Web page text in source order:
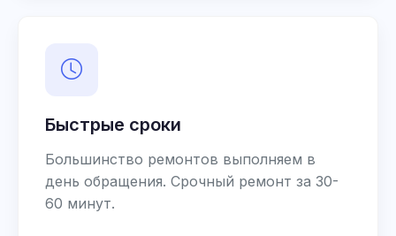
Быстрые сроки
Большинство ремонтов выполняем в
день обращения. Срочный ремонт за 30-
60 минут.